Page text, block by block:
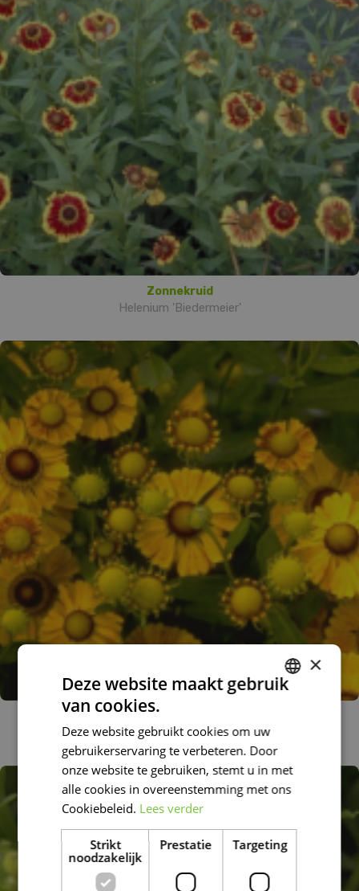
Zonnekruid
Helenium 'Biedermeier'
Zonnekruid
Helenium 'Zimbelstern'
×
Deze website maakt gebruik
van cookies.
Deze website gebruikt cookies om uw
gebruikerservaring te verbeteren. Door
onze website te gebruiken, stemt u in met
alle cookies in overeenstemming met ons
Cookiebeleid. Lees verder
Strikt
noodzakelijk
Prestatie Targeting